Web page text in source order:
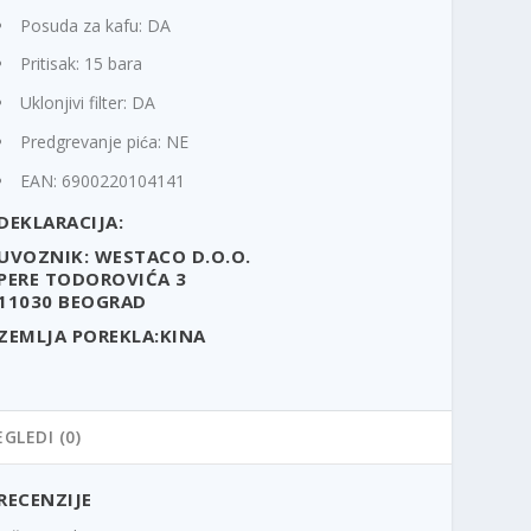
Posuda za kafu: DA
Pritisak: 15 bara
Uklonjivi filter: DA
Predgrevanje pića: NE
EAN: 6900220104141
WESTACO D.O.O.
TODOROVIĆA 3
BEOGRAD
POREKLA:KINA
(0)